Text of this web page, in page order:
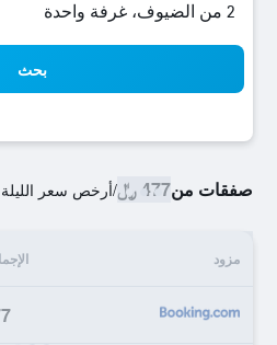
2 من الضيوف، غرفة واحدة
بحث
صفقات من477 ﷼ /أرخص سعر الليلة
مزود